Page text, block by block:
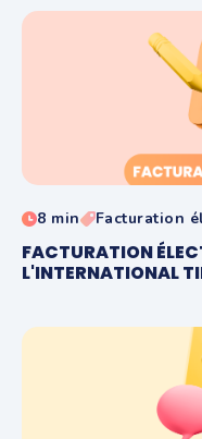
8 min Facturation
FACTURATION
L'INTERNATIONAL